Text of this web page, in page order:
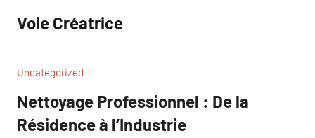
contenu
Voie Créatrice
Uncategorized
Nettoyage Professionnel : De la
Résidence à l’Industrie